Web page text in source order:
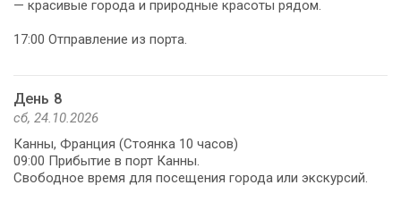
— красивые города и природные красоты рядом.
17:00 Отправление из порта.
День 8
сб, 24.10.2026
Канны, Франция (Стоянка 10 часов)
09:00 Прибытие в порт Канны.
Свободное время для посещения города или экскурсий.